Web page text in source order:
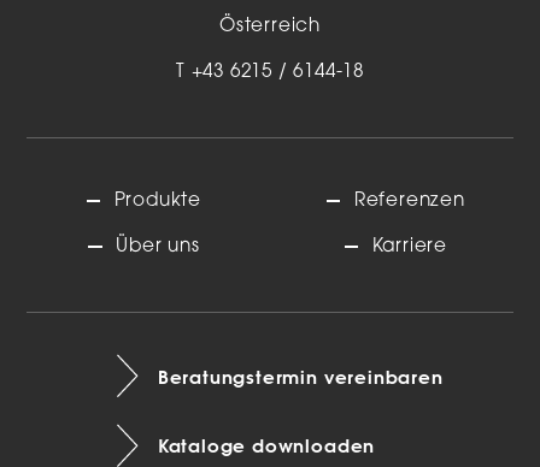
Österreich
+43 6215 / 6144-18
Produkte
Über uns
Referenzen
Karriere
Beratungstermin vereinbaren
Kataloge downloaden